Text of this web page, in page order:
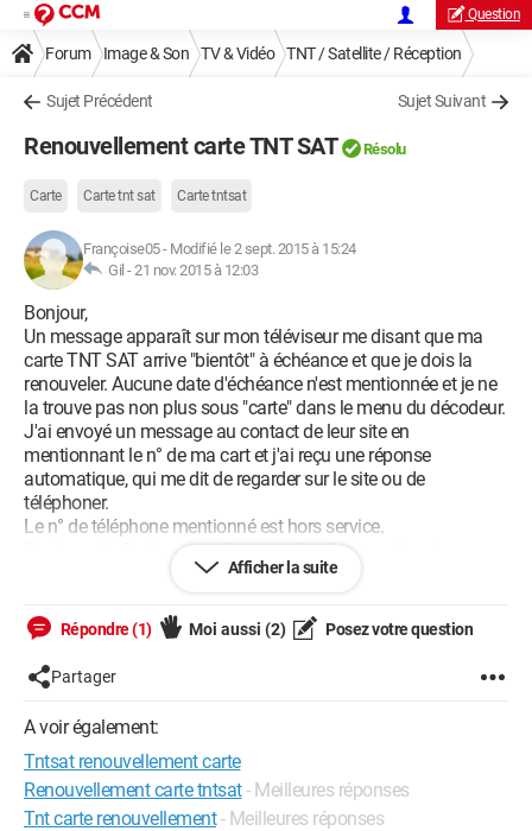
Question
Forum Image & Son TV & Vidéo TNT / Satellite / Réception
Sujet Précédent Sujet Suivant
Renouvellement carte TNT SAT Résolu
Carte Carte tnt sat Carte tntsat
Françoise05- Modifié le 2 sept. 2015 à 15:24
Gil -21 nov. 2015 à 12:03
Bonjour,
Un message apparaît sur mon téléviseur me disant que ma
carte TNT SAT arrive "bientôt" à échéance et que je dois la
renouveler. Aucune date d'échéance n'est mentionnée et je ne
la trouve pas non plus sous "carte" dans le menu du décodeur.
J'ai envoyé un message au contact de leur site en
mentionnant le n° de ma cart et j'ai reçu une réponse
automatique, qui me dit de regarder sur le site ou de
téléphoner.
Le n° de téléphone mentionné est hors service.
Sur leur site, ils disent que la carte dure 4 ans, or la mienne a
été mise en service le 2/5/2012, donc normalement elle a
Sauriez-vous me conseiller à ce sujet ?
Merci d'avance,
Françoise
Afficher la suite
Répondre (1) Moi aussi (2) Posez votre question
Partager
A voir également:
Tntsat renouvellement carte
Renouvellement carte tntsat- Meilleures réponses
Tnt carte renouvellement - Meilleures réponses